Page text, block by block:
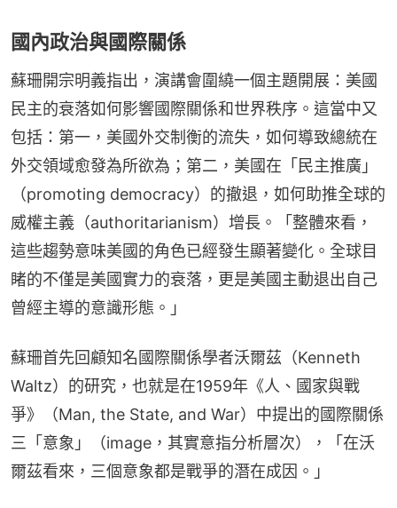
國內政治與國際關係
蘇珊開宗明義指出，演講會圍繞一個主題開展：美國
民主的衰落如何影響國際關係和世界秩序。這當中又
包括：第一，美國外交制衡的流失，如何導致總統在
外交領域愈發為所欲為；第二，美國在「民主推廣」
（promoting democracy）的撤退，如何助推全球的
威權主義（authoritarianism）增長。「整體來看，
這些趨勢意味美國的角色已經發生顯著變化。全球目
睹的不僅是美國實力的衰落，更是美國主動退出自己
曾經主導的意識形態。」
蘇珊首先回顧知名國際關係學者沃爾茲（Kenneth
Waltz）的研究，也就是在1959年《人、國家與戰
爭》（Man, the State, and War）中提出的國際關係
三「意象」（image，其實意指分析層次），「在沃
爾茲看來，三個意象都是戰爭的潛在成因。」